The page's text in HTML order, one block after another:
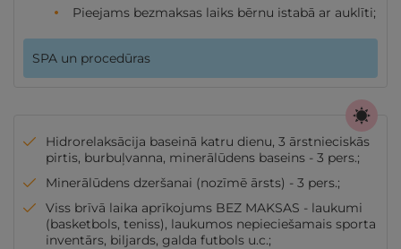
Pieejams bezmaksas laiks bērnu istabā ar auklīti;
SPA un procedūras
Hidrorelaksācija baseinā katru dienu, 3 ārstnieciskās
pirtis, burbuļvanna, minerālūdens baseins - 3 pers.;
Minerālūdens dzeršanai (nozīmē ārsts) - 3 pers.;
Viss brīvā laika aprīkojums BEZ MAKSAS - laukumi
(basketbols, teniss), laukumos nepieciešamais sporta
inventārs, biljards, galda futbols u.c.;